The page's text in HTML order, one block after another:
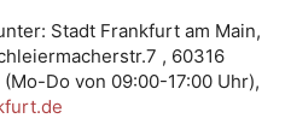
Stadt Frankfurt am Main,
, 60316
Do von 09:00-17:00 Uhr),